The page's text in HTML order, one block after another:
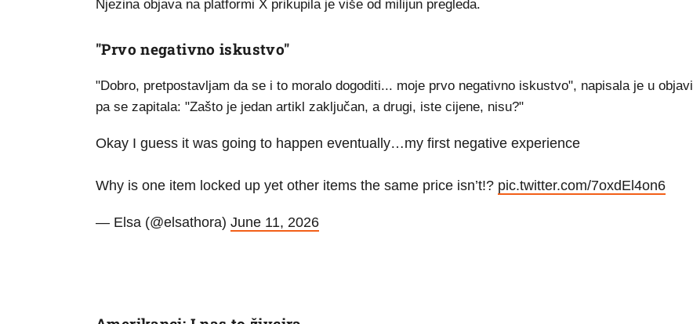
Njezina objava na platformi X prikupila je više od milijun pregleda.
"Prvo negativno iskustvo"
"Dobro, pretpostavljam da se i to moralo dogoditi... moje prvo negativno iskustvo", napisala je u objavi
pa se zapitala: "Zašto je jedan artikl zaključan, a drugi, iste cijene, nisu?"
Okay I guess it was going to happen eventually…my first negative experience
Why is one item locked up yet other items the same price isn’t!? pic.twitter.com/7oxdEl4on6
— Elsa (@elsathora) June 11, 2026